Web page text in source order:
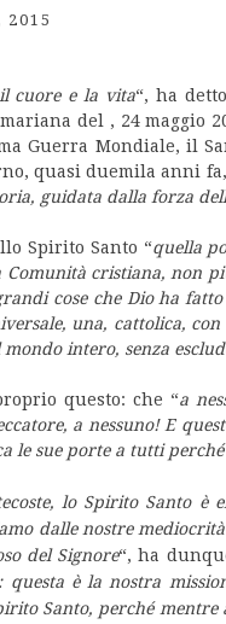
2015
cuore e la vita“, ha
del , 24 maggio
Guerra Mondiale, il
quasi duemila anni
guidata dalla forza
Spirito Santo “quella
Comunità cristiana, non
cose che Dio ha fatto
una, cattolica,
intero, senza
questo: che “a
a nessuno! E
le sue porte a tutti
lo Spirito Santo è
dalle nostre
del Signore“, ha
questa è la nostra
Santo, perché